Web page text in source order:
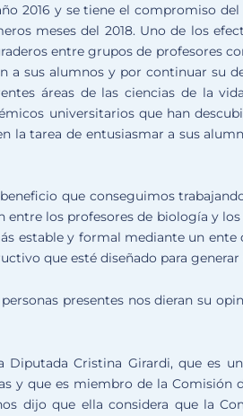
2016 y se tiene el compromiso
meses del 2018. Uno de los
entre grupos de profesores
a sus alumnos y por continuar su
áreas de las ciencias de la
universitarios que han
la tarea de entusiasmar a sus
que conseguimos
entre los profesores de biología y
estable y formal mediante un
que esté diseñado para generar
presentes nos dieran su
Cristina Girardi, que es
y que es miembro de la Comisión
dijo que ella considera que la